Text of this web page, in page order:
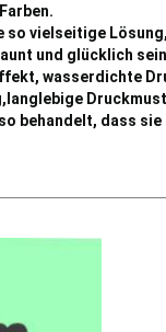
so vielseitige
und glücklich
wasserdichte
behandelt, dass